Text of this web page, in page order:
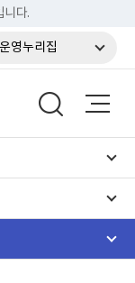
니다.
운영누리집